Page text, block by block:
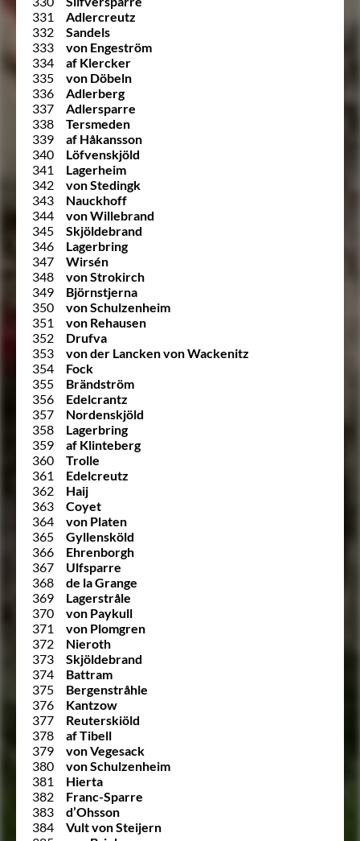
331
Adlercreutz
332
Sandels
333
von Engeström
334
af Klercker
335
von Döbeln
336
Adlerberg
337
Adlersparre
338
Tersmeden
339
af Håkansson
340
Löfvenskjöld
341
Lagerheim
342
von Stedingk
343
Nauckhoff
344
von Willebrand
345
Skjöldebrand
346
Lagerbring
347
Wirsén
348
von Strokirch
349
Björnstjerna
350
von Schulzenheim
351
von Rehausen
352
Drufva
353
von der Lancken von Wackenitz
354
Fock
355
Brändström
356
Edelcrantz
357
Nordenskjöld
358
Lagerbring
359
af Klinteberg
360
Trolle
361
Edelcreutz
362
Haij
363
Coyet
364
von Platen
365
Gyllensköld
366
Ehrenborgh
367
Ulfsparre
368
de la Grange
369
Lagerstråle
370
von Paykull
371
von Plomgren
372
Nieroth
373
Skjöldebrand
374
Battram
375
Bergenstråhle
376
Kantzow
377
Reuterskiöld
378
af Tibell
379
von Vegesack
380
von Schulzenheim
381
Hierta
382
Franc-Sparre
383
d’Ohsson
384
Vult von Steijern